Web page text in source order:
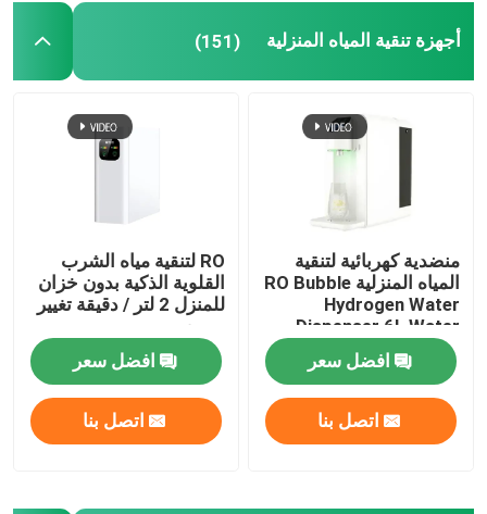
أجهزة تنقية المياه المنزلية (151)
منضدية كهربائية لتنقية
المياه المنزلية RO Bubble
Hydrogen Water
Dispenser 6L Water
Tank
افضل سعر
اتصل بنا
RO لتنقية مياه الشرب
القلوية الذكية بدون خزان
للمنزل 2 لتر / دقيقة تغيير
سريع
افضل سعر
اتصل بنا